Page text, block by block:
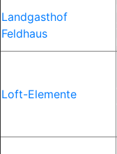
Landgasthof
Feldhaus
Loft-Elemente